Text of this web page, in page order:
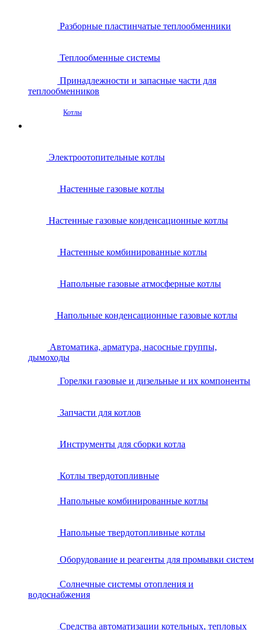
Разборные пластинчатые теплообменники
Теплообменные системы
Принадлежности и запасные части для
теплообменников
Котлы
Электроотопительные котлы
Настенные газовые котлы
Настенные газовые конденсационные котлы
Настенные комбинированные котлы
Напольные газовые атмосферные котлы
Напольные конденсационные газовые котлы
Автоматика, арматура, насосные группы,
дымоходы
Горелки газовые и дизельные и их компоненты
Запчасти для котлов
Инструменты для сборки котла
Котлы твердотопливные
Напольные комбинированные котлы
Напольные твердотопливные котлы
Оборудование и реагенты для промывки систем
Солнечные системы отопления и
водоснабжения
Средства автоматизации котельных, тепловых